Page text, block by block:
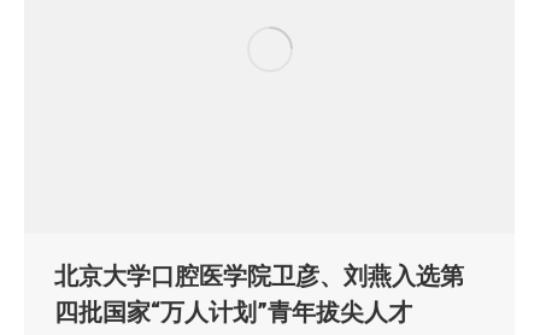
北京大学口腔医学院卫彦、刘燕入选第
四批国家“万人计划”青年拔尖人才